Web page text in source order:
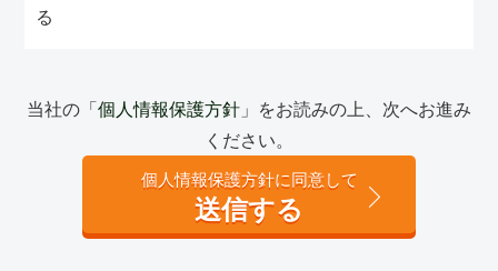
る
当社の「個人情報保護方針 」をお読みの上、次へお進み
ください。
個人情報保護方針に同意して
送信する